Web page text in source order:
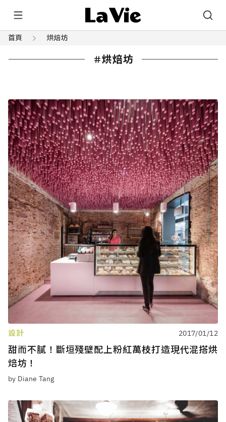
首頁 烘焙坊
烘焙坊
設計 2017/01/12
甜而不膩！斷垣殘壁配上粉紅萬枝打造現代混搭烘
焙坊！
by Diane Tang